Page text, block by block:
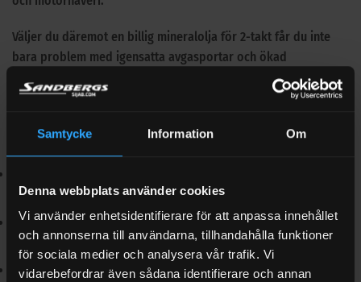
Samtycke Information Om
Denna webbplats använder cookies
Vi använder enhetsidentifierare för att anpassa innehållet
och annonserna till användarna, tillhandahålla funktioner
för sociala medier och analysera vår trafik. Vi
vidarebefordrar även sådana identifierare och annan
Väljer du däremot en billig mineralolja för 2-takt får du inte
bara problem med igensatta avgasportar och ökad
rökutveckling — du tappar dessutom prestanda inom alla
oljans fem uppgifter: sämre smörjning, sämre kylning, sämre
faktorer gör att skoterolja skiljer sig från övriga motoroljor:
långt under noll
Höga varvtal– du kör ofta skotern nära maxvarv under längre
perioder
Kondens och fukt – korta körningar och temperaturväxlingar